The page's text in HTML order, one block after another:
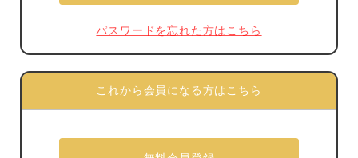
パスワードを忘れた方はこちら
これから会員になる方はこちら